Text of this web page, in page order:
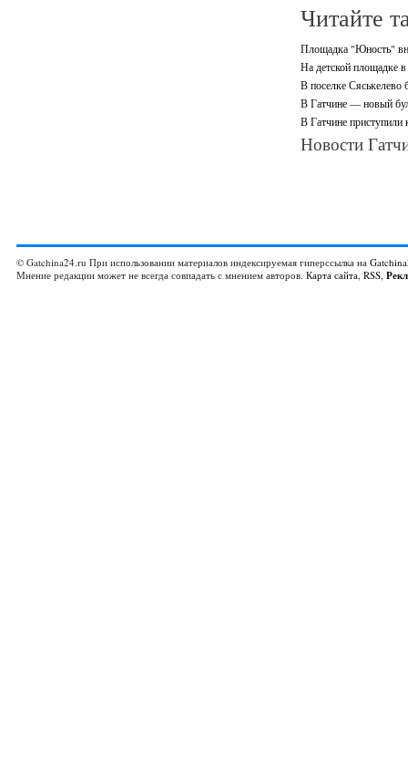
Читайте
Площадка "Юность"
На детской площадке
В поселке Сяськелево
В Гатчине — новый
В Гатчине приступили
Новости
© Gatchina24.ru При использовании материалов индексируемая гиперссылка на
Мнение редакции может не всегда совпадать с мнением авторов. Карта сайта, RSS,